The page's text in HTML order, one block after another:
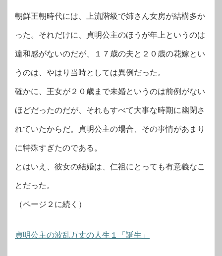
朝鮮王朝時代には、上流階級で姉さん女房が結構多か
った。それだけに、貞明公主のほうが年上というのは
違和感がないのだが、１７歳の夫と２０歳の花嫁とい
うのは、やはり当時としては異例だった。
確かに、王女が２０歳まで未婚というのは前例がない
ほどだったのだが、それもすべて大事な時期に幽閉さ
れていたからだ。貞明公主の場合、その事情があまり
に特殊すぎたのである。
とはいえ、彼女の結婚は、仁祖にとっても有意義なこ
とだった。
（ページ２に続く）
貞明公主の波乱万丈の人生１「誕生」